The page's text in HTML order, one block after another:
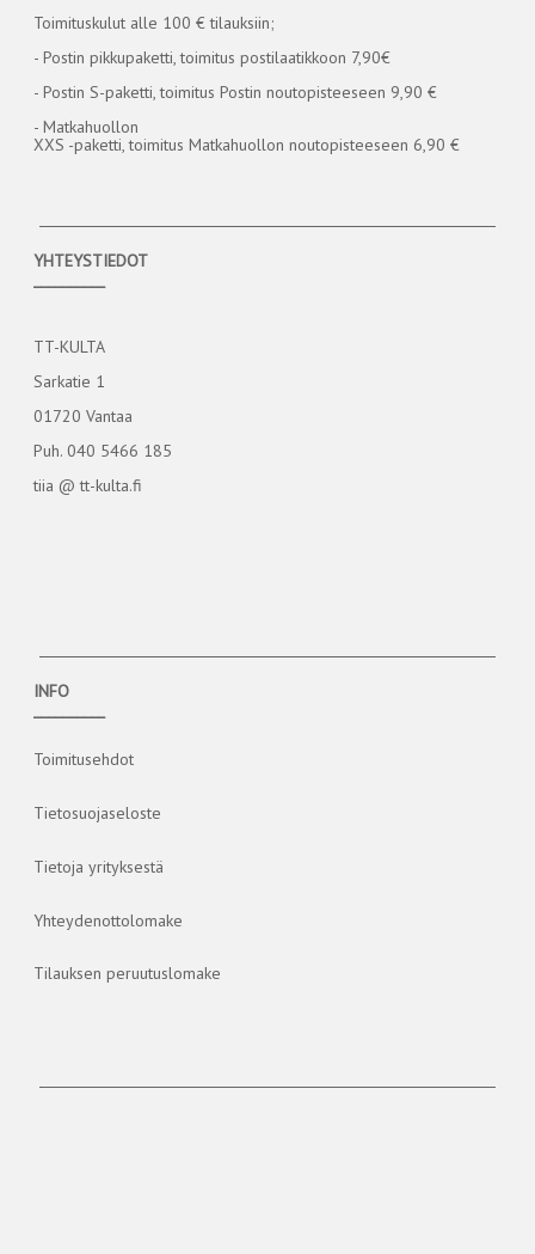
Toimituskulut alle 100 € tilauksiin;
- Postin pikkupaketti, toimitus postilaatikkoon 7,90€
- Postin S-paketti, toimitus Postin noutopisteeseen 9,90 €
- Matkahuollon
XXS -paketti, toimitus Matkahuollon noutopisteeseen 6,90 €
YHTEYSTIEDOT
TT-KULTA
Sarkatie 1
01720 Vantaa
Puh. 040 5466 185
tiia @ tt-kulta.fi
INFO
Toimitusehdot
Tietosuojaseloste
Tietoja yrityksestä
Yhteydenottolomake
Tilauksen peruutuslomake